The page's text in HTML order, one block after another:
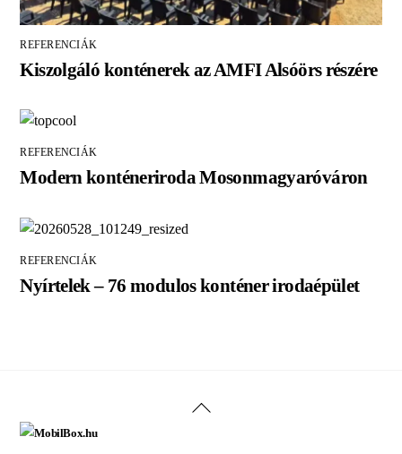
REFERENCIÁK
Kiszolgáló konténerek az AMFI Alsóörs részére
REFERENCIÁK
Modern konténeriroda Mosonmagyaróváron
REFERENCIÁK
Nyírtelek – 76 modulos konténer irodaépület
Back